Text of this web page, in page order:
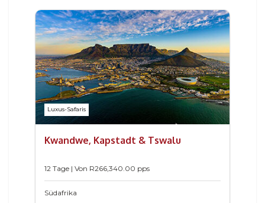
Luxus-Safaris
Kwandwe, Kapstadt & Tswalu
12 Tage | Von R266,340.00 pps
Südafrika